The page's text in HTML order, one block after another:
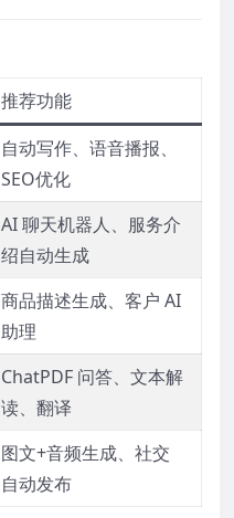
推荐功能
自动写作、语音播报、
SEO优化
AI 聊天机器人、服务介
绍自动生成
商品描述生成、客户 AI
助理
ChatPDF 问答、文本解
读、翻译
图文+音频生成、社交
自动发布